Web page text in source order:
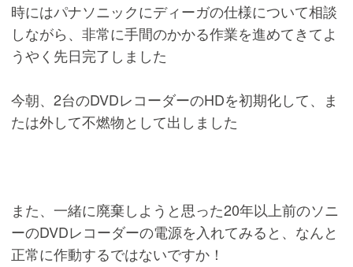
時にはパナソニックにディーガの仕様について相談
しながら、非常に手間のかかる作業を進めてきてよ
うやく先日完了しました
今朝、2台のDVDレコーダーのHDを初期化して、ま
たは外して不燃物として出しました
また、一緒に廃棄しようと思った20年以上前のソニ
ーのDVDレコーダーの電源を入れてみると、なんと
正常に作動するではないですか！